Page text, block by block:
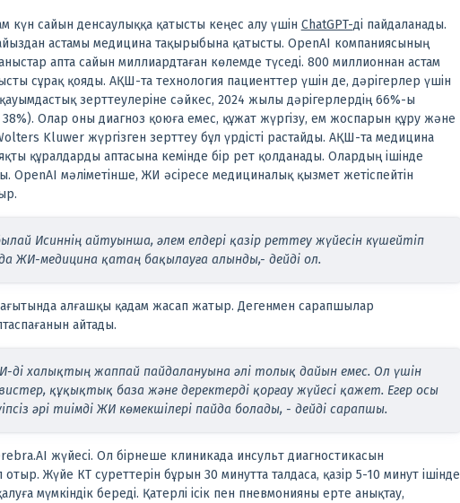
күн сайын денсаулыққа қатысты кеңес алу үшін ChatGPT-ді пайдаланады.
астамы медицина тақырыбына қатысты. OpenAI компаниясының
апта сайын миллиардтаған көлемде түседі. 800 миллионнан астам
сұрақ қояды. АҚШ-та технология пациенттер үшін де, дәрігерлер үшін
зерттеулеріне сәйкес, 2024 жылы дәрігерлердің 66%-ы
Олар оны диагноз қоюға емес, құжат жүргізу, ем жоспарын құру және
Kluwer жүргізген зерттеу бұл үрдісті растайды. АҚШ-та медицина
құралдарды аптасына кемінде бір рет қолданады. Олардың ішінде
OpenAI мәліметінше, ЖИ әсіресе медициналық қызмет жетіспейтін
Исиннің айтуынша, әлем елдері қазір реттеу жүйесін күшейтіп
ЖИ-медицина қатаң бақылауға алынды,- дейді ол.
алғашқы қадам жасап жатыр. Дегенмен сарапшылар
айтады.
ді халықтың жаппай пайдалануына әлі толық дайын емес. Ол үшін
құқықтық база және деректерді қорғау жүйесі қажет. Егер осы
әрі тиімді ЖИ көмекшілері пайда болады, - дейді сарапшы.
жүйесі. Ол бірнеше клиникада инсульт диагностикасын
Жүйе КТ суреттерін бұрын 30 минутта талдаса, қазір 5-10 минут ішінде
мүмкіндік береді. Қатерлі ісік пен пневмонияны ерте анықтау,